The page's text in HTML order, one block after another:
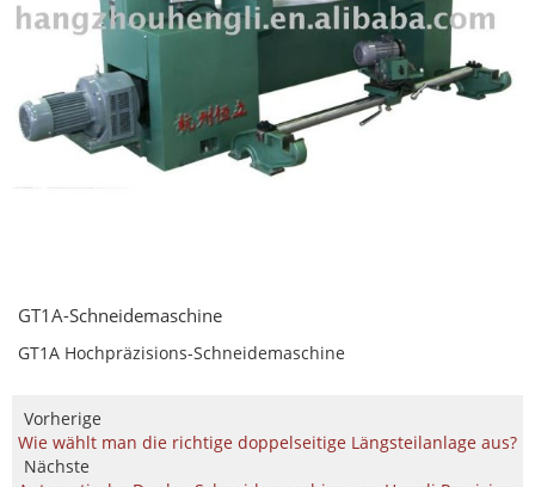
GT1A-Schneidemaschine
GT1A Hochpräzisions-Schneidemaschine
Vorherige
Wie wählt man die richtige doppelseitige Längsteilanlage aus?
Nächste